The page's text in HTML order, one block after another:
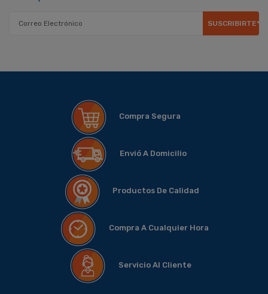
SUSCRIBIRTE*
Compra Segura
Envió A Domicilio
Productos De Calidad
Compra A Cualquier Hora
Servicio Al Cliente